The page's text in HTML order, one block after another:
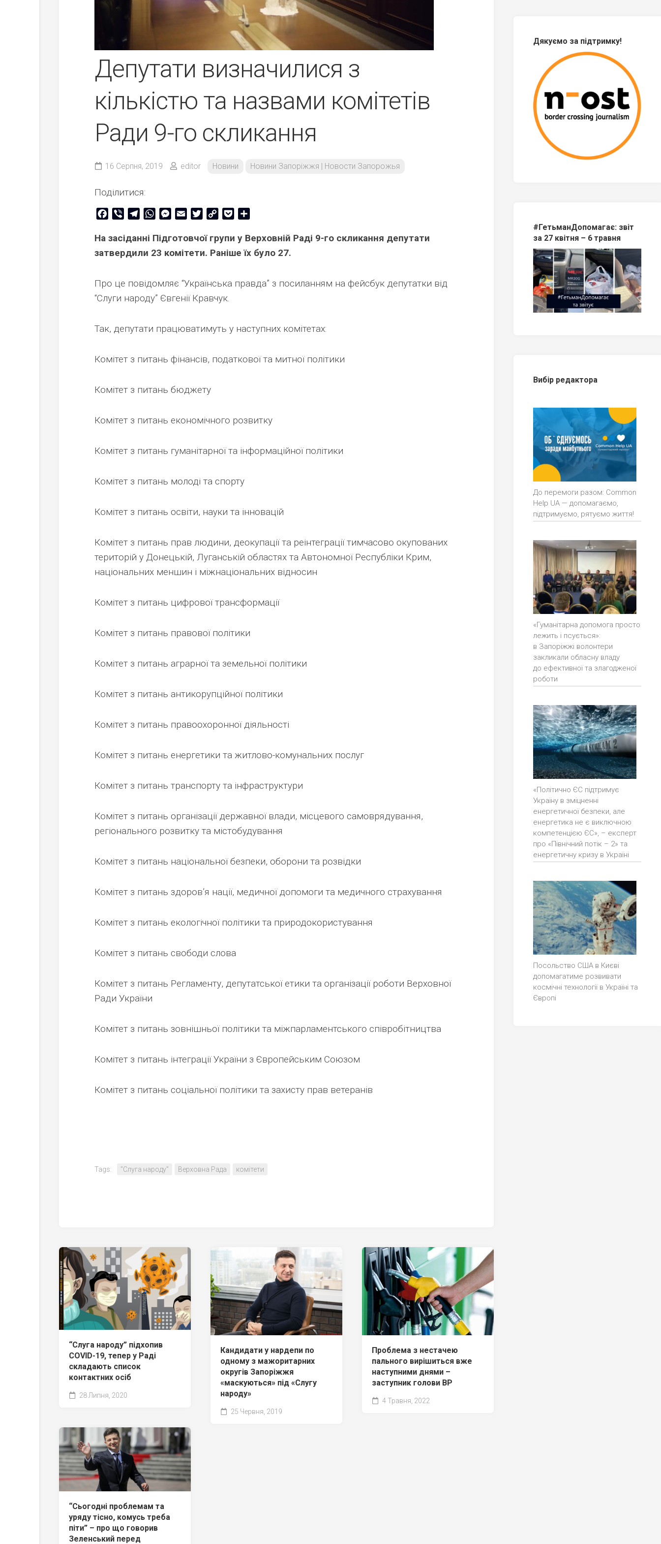
Депутати визначилися з
кількістю та назвами комітетів
Ради 9-го скликання
16 Серпня, 2019 editor Новини Новини Запоріжжя | Новости Запорожья
Поділитися:
Facebook
Viber TelegramWhatsAppMessenger
Email TwitterCopy
Pocket
На засіданні Підготовчої групи у Верховній Раді 9-го скликання депутати
затвердили 23 комітети. Раніше їх було 27.
Про це повідомляє “Українська правда” з посиланням на фейсбук депутатки від
“Слуги народу” Євгенії Кравчук.
Так, депутати працюватимуть у наступних комітетах:
Комітет з питань фінансів, податкової та митної політики
Комітет з питань бюджету
Комітет з питань економічного розвитку
Комітет з питань гуманітарної та інформаційної політики
Комітет з питань молоді та спорту
Комітет з питань освіти, науки та інновацій
Комітет з питань прав людини, деокупації та реінтеграції тимчасово окупованих
територій у Донецькій, Луганській областях та Автономної Республіки Крим,
національних меншин і міжнаціональних відносин
Комітет з питань цифрової трансформації
Комітет з питань правової політики
Комітет з питань аграрної та земельної політики
Комітет з питань антикорупційної політики
Комітет з питань правоохоронної діяльності
Комітет з питань енергетики та житлово-комунальних послуг
Комітет з питань транспорту та інфраструктури
Комітет з питань організації державної влади, місцевого самоврядування,
регіонального розвитку та містобудування
Комітет з питань національної безпеки, оборони та розвідки
Комітет з питань здоров’я нації, медичної допомоги та медичного страхування
Комітет з питань екологічної політики та природокористування
Комітет з питань свободи слова
Комітет з питань Регламенту, депутатської етики та організації роботи Верховної
Ради України
Комітет з питань зовнішньої політики та міжпарламентського співробітництва
Комітет з питань інтеграції України з Європейським Союзом
Комітет з питань соціальної політики та захисту прав ветеранів
Tags: "Слуга народу" Верховна Рада комітети
“Слуга народу” підхопив
COVID-19, тепер у Раді
складають список
контактних осіб
28 Липня, 2020
Кандидати у нардепи по
одному з мажоритарних
округів Запоріжжя
«маскуються» під «Слугу
народу»
25 Червня, 2019
Проблема з нестачею
пального вирішиться вже
наступними днями –
заступник голови ВР
4 Травня, 2022
“Сьогодні проблемам та
уряду тісно, комусь треба
піти” – про що говорив
Зеленський перед
Дякуємо за підтримку!
#ГетьманДопомагає: звіт
за 27 квітня – 6 травня
Вибір редактора
До перемоги разом: Common
Help UA — допомагаємо,
підтримуємо, рятуємо життя!
«Гуманітарна допомога просто
лежить і псується»:
в Запоріжжі волонтери
закликали обласну владу
до ефективної та злагодженої
роботи
«Політично ЄС підтримує
Україну в зміцненні
енергетичної безпеки, але
енергетика не є виключною
компетенцією ЄС», – експерт
про «Північний потік – 2» та
енергетичну кризу в Україні
Посольство США в Києві
допомагатиме розвивати
космічні технології в Україні та
Європі